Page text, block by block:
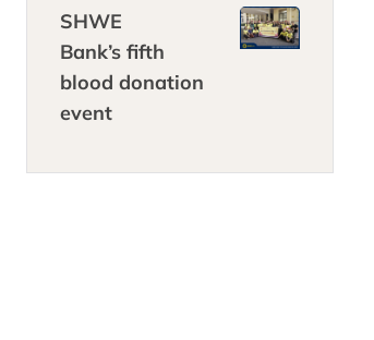
SHWE
Bank’s fifth
blood donation
event